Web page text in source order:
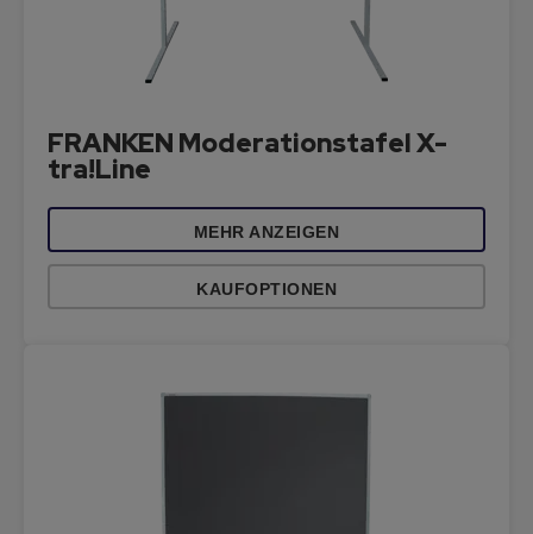
FRANKEN Moderationstafel X-
tra!Line
MEHR ANZEIGEN
KAUFOPTIONEN